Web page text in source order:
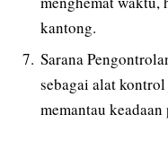
kantong.
Sarana
sebagai alat
memantau